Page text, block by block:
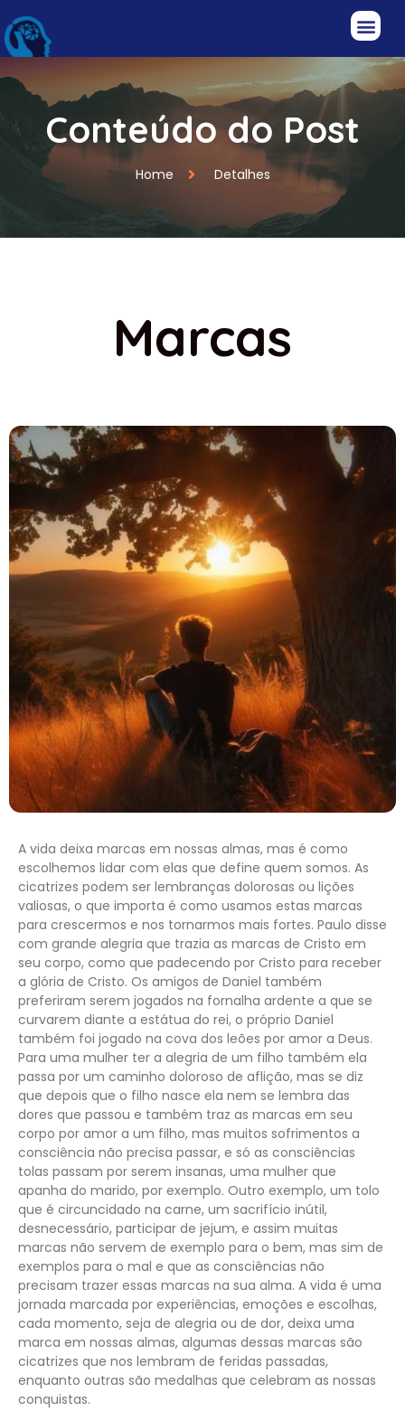
Conteúdo do Post
Home Detalhes
Marcas
A vida deixa marcas em nossas almas, mas é como
escolhemos lidar com elas que define quem somos. As
cicatrizes podem ser lembranças dolorosas ou lições
valiosas, o que importa é como usamos estas marcas
para crescermos e nos tornarmos mais fortes. Paulo disse
com grande alegria que trazia as marcas de Cristo em
seu corpo, como que padecendo por Cristo para receber
a glória de Cristo. Os amigos de Daniel também
preferiram serem jogados na fornalha ardente a que se
curvarem diante a estátua do rei, o próprio Daniel
também foi jogado na cova dos leões por amor a Deus.
Para uma mulher ter a alegria de um filho também ela
passa por um caminho doloroso de aflição, mas se diz
que depois que o filho nasce ela nem se lembra das
dores que passou e também traz as marcas em seu
corpo por amor a um filho, mas muitos sofrimentos a
consciência não precisa passar, e só as consciências
tolas passam por serem insanas, uma mulher que
apanha do marido, por exemplo. Outro exemplo, um tolo
que é circuncidado na carne, um sacrifício inútil,
desnecessário, participar de jejum, e assim muitas
marcas não servem de exemplo para o bem, mas sim de
exemplos para o mal e que as consciências não
precisam trazer essas marcas na sua alma. A vida é uma
jornada marcada por experiências, emoções e escolhas,
cada momento, seja de alegria ou de dor, deixa uma
marca em nossas almas, algumas dessas marcas são
cicatrizes que nos lembram de feridas passadas,
enquanto outras são medalhas que celebram as nossas
conquistas.